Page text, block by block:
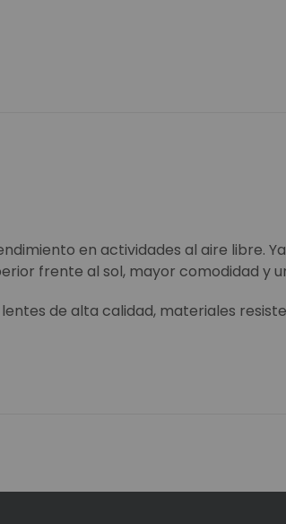
en actividades al aire libre.
frente al sol, mayor comodidad y
de alta calidad, materiales